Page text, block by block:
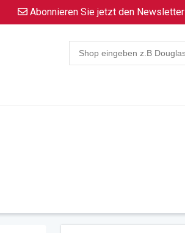
Abonnieren Sie jetzt den Newsletter